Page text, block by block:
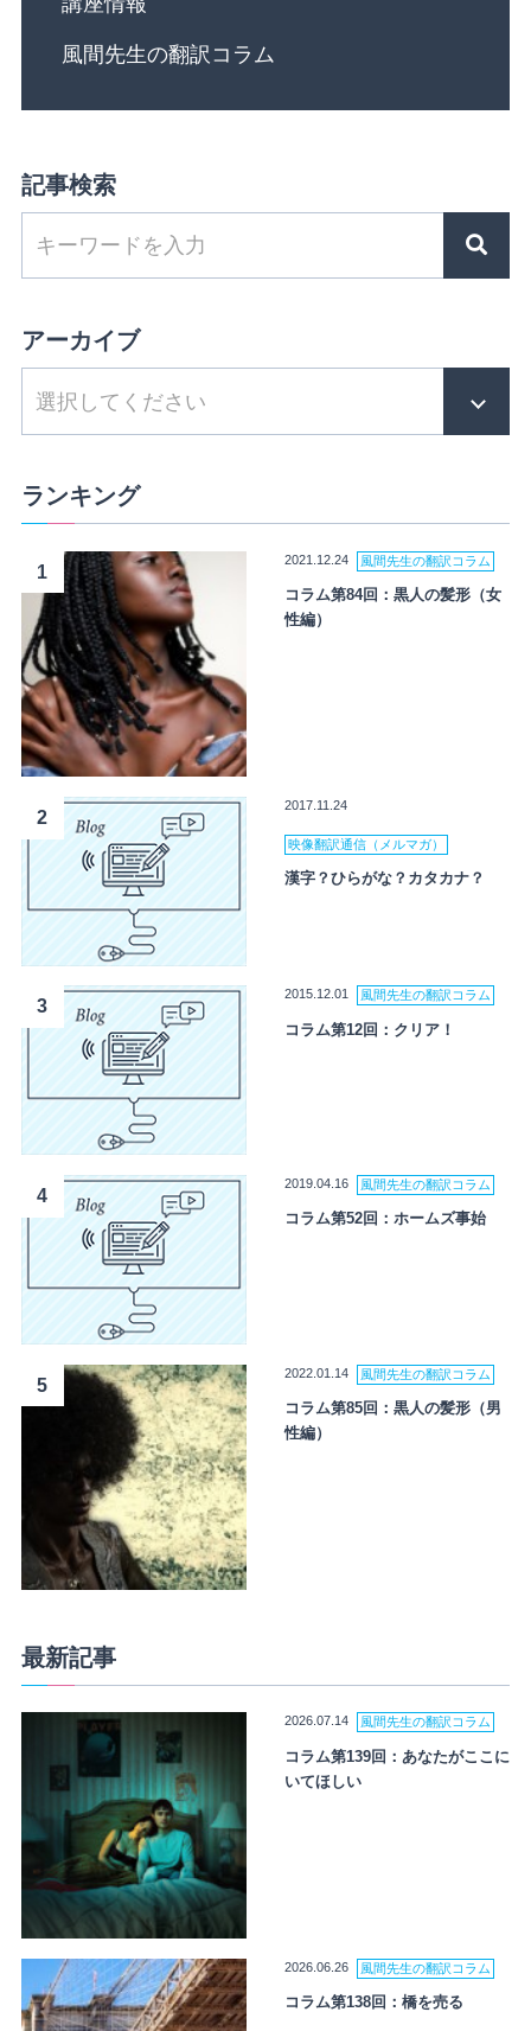
風間先生の翻訳コラム
記事検索
アーカイブ
ランキング
1
2021.12.24 風間先生の翻訳コラム
コラム第84回：黒人の髪形（女
性編）
2
2017.11.24
映像翻訳通信（メルマガ）
漢字？ひらがな？カタカナ？
3
2015.12.01 風間先生の翻訳コラム
コラム第12回：クリア！
4
2019.04.16 風間先生の翻訳コラム
コラム第52回：ホームズ事始
5
2022.01.14 風間先生の翻訳コラム
コラム第85回：黒人の髪形（男
性編）
最新記事
2026.07.14 風間先生の翻訳コラム
コラム第139回：あなたがここに
いてほしい
2026.06.26 風間先生の翻訳コラム
コラム第138回：橋を売る